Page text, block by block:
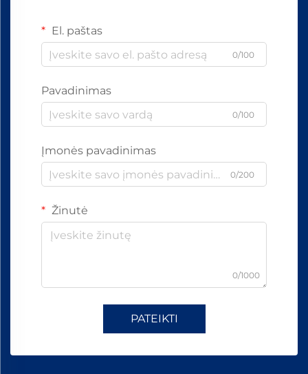
El. paštas
0/100
Pavadinimas
0/100
Įmonės pavadinimas
0/200
Žinutė
0/1000
PATEIKTI